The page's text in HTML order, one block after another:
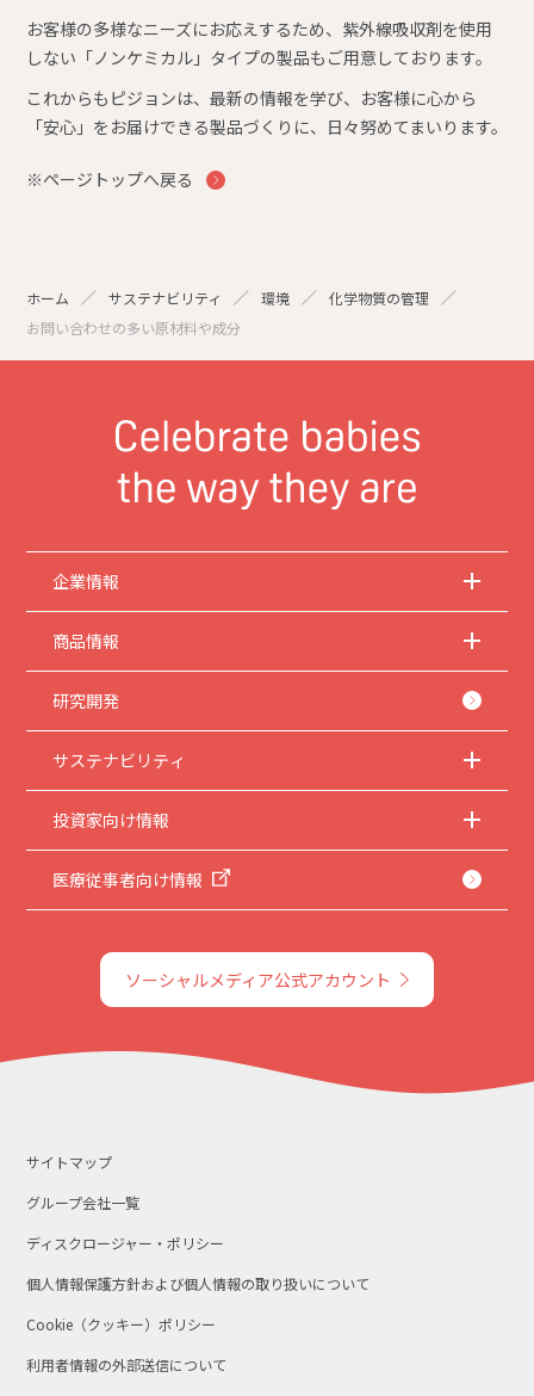
お客様の多様なニーズにお応えするため、紫外線吸収剤を使用
しない「ノンケミカル」タイプの製品もご用意しております。
これからもピジョンは、最新の情報を学び、お客様に心から
「安心」をお届けできる製品づくりに、日々努めてまいります。
※ページトップへ戻る
ホーム サステナビリティ 環境
化学物質の管理
お問い合わせの多い原材料や成分
企業情報
商品情報
研究開発
サステナビリティ
投資家向け情報
医療従事者向け情報
ソーシャルメディア公式アカウント
サイトマップ
グループ会社一覧
ディスクロージャー・ポリシー
個人情報保護方針および個人情報の取り扱いについて
Cookie（クッキー）ポリシー
利用者情報の外部送信について